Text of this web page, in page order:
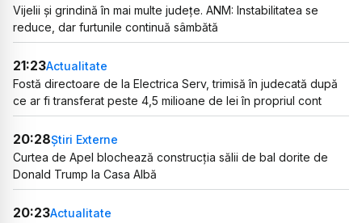
Vijelii și grindină în mai multe județe. ANM: Instabilitatea se
reduce, dar furtunile continuă sâmbătă
21:23Actualitate
Fostă directoare de la Electrica Serv, trimisă în judecată după
ce ar fi transferat peste 4,5 milioane de lei în propriul cont
20:28Știri Externe
Curtea de Apel blochează construcția sălii de bal dorite de
Donald Trump la Casa Albă
20:23Actualitate